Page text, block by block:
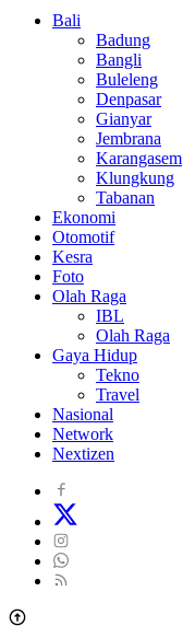
Bali
Badung
Bangli
Buleleng
Denpasar
Gianyar
Jembrana
Karangasem
Klungkung
Tabanan
Ekonomi
Otomotif
Kesra
Foto
Olah Raga
IBL
Olah Raga
Gaya Hidup
Tekno
Travel
Nasional
Network
Nextizen